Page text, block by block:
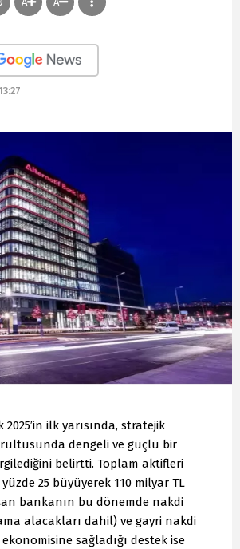
ilk yarısında, stratejik
dengeli ve güçlü bir
belirtti. Toplam aktifleri
25 büyüyerek 110 milyar TL
bankanın bu dönemde nakdi
alacakları dahil) ve gayri nakdi
sağladığı destek ise